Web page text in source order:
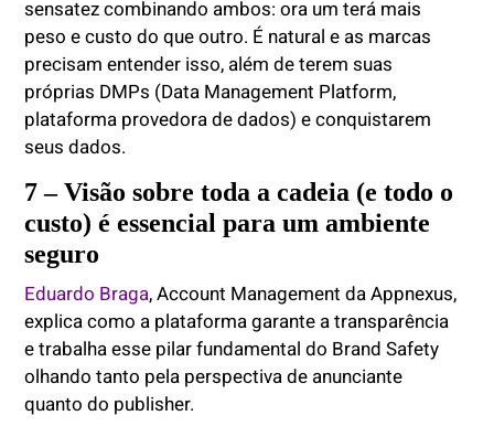
sensatez combinando ambos: ora um terá mais
peso e custo do que outro. É natural e as marcas
precisam entender isso, além de terem suas
próprias DMPs (Data Management Platform,
plataforma provedora de dados) e conquistarem
seus dados.
7 – Visão sobre toda a cadeia (e todo o
custo) é essencial para um ambiente
seguro
Eduardo Braga, Account Management da Appnexus,
explica como a plataforma garante a transparência
e trabalha esse pilar fundamental do Brand Safety
olhando tanto pela perspectiva de anunciante
quanto do publisher.